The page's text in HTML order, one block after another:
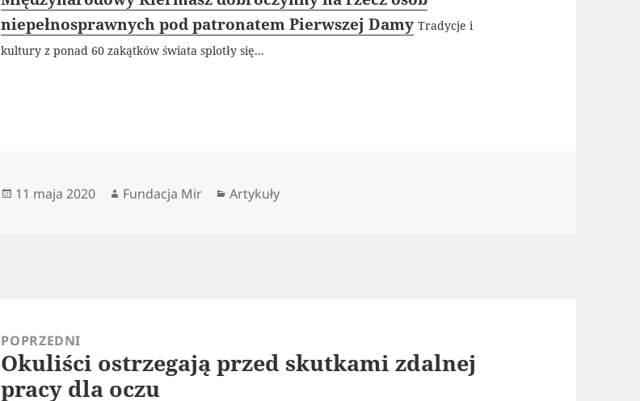
niepełnosprawnych pod patronatem Pierwszej Damy Tradycje i
kultury z ponad 60 zakątków świata splotły się...
Data
11 maja 2020 Autor
Fundacja Mir Kategorie
Artykuły
POPRZEDNI
Poprzedni
wpis:
Okuliści ostrzegają przed skutkami zdalnej
pracy dla oczu